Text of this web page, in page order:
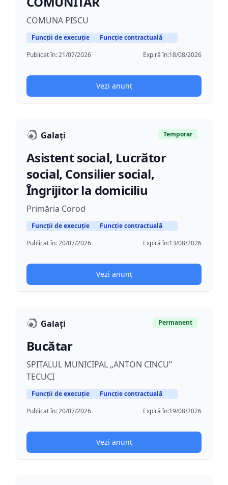
COMUNA PISCU
Funcții de execuție
Funcție contractuală
Publicat în:21/07/2026 Expiră în:18/08/2026
Vezi anunț
Galați Temporar
Asistent social, Lucrător
social, Consilier social,
Îngrijitor la domiciliu
Primăria Corod
Funcții de execuție
Funcție contractuală
Publicat în:20/07/2026 Expiră în:13/08/2026
Vezi anunț
Galați Permanent
Bucătar
SPITALUL MUNICIPAL „ANTON CINCU”
TECUCI
Funcții de execuție
Funcție contractuală
Publicat în:20/07/2026 Expiră în:19/08/2026
Vezi anunț